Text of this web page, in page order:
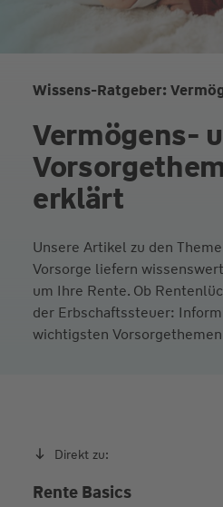
Wissens-Ratgeber:
Vermögens-
erklärt
Unsere Artikel zu den
Vorsorge liefern
um Ihre Rente. Ob
der Erbschaftssteuer:
wichtigsten
Direkt zu:
Rente Basics